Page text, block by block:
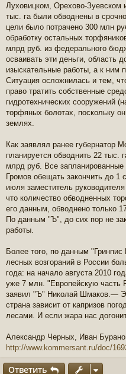
Луховицком, Орехово-Зуевском
тыс. га были обводнены в
цели было потрачено 300 млн
обработку остальных
млрд руб. из федерального
осваивать эти деньги, область
изыскательные работы, а к ним
Ситуация осложнилась и тем,
право тратить собственные
гидротехнических сооружений
торфяных болотах, поскольку
землях.
Как заявлял ранее губернатор
планируется обводнить 22 тыс.
млрд руб. Все
Громов обещать закончить до 1
июля заместитель
что количество обводненных
его данным, обводнено только
По данным "Ъ", до сих пор не
работы.
Более того, по данным
лесных возгораний в России
года: на начало августа 2010
уже 7 млн. "Европейскую часть
заявил "Ъ" Николай Шмаков.—
страна зависит от капризов
лесами. И если жара нас
Александр Черных, Иван
http://www.kommersant.ru/doc/
Ответить